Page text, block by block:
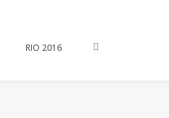
RIO 2016